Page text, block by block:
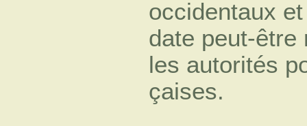
occidentaux et
date peut-être
les autorités
çaises.